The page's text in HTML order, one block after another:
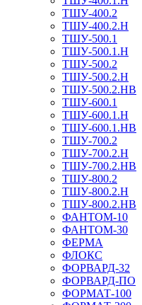
ТШУ-400.2
ТШУ-400.2.Н
ТШУ-500.1
ТШУ-500.1.Н
ТШУ-500.2
ТШУ-500.2.Н
ТШУ-500.2.НВ
ТШУ-600.1
ТШУ-600.1.Н
ТШУ-600.1.НВ
ТШУ-700.2
ТШУ-700.2.Н
ТШУ-700.2.НВ
ТШУ-800.2
ТШУ-800.2.Н
ТШУ-800.2.НВ
ФАНТОМ-10
ФАНТОМ-30
ФЕРМА
ФЛОКС
ФОРВАРД-32
ФОРВАРД-ПО
ФОРМАТ-100